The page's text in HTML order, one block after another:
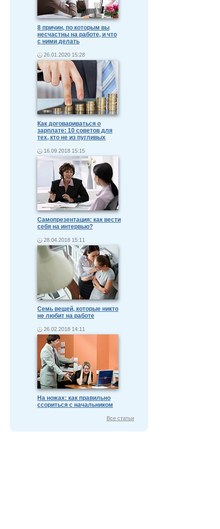
8 причин, по которым вы
несчастны на работе, и что
с ними делать
26.01.2020 15:28
Как договариваться о
зарплате: 10 советов для
тех, кто не из пугливых
16.09.2018 15:15
Самопрезентация: как вести
себя на интервью?
28.04.2018 15:11
Семь вещей, которые никто
не любит на работе
26.02.2018 14:11
На ножах: как правильно
ссориться с начальником
Все статьи